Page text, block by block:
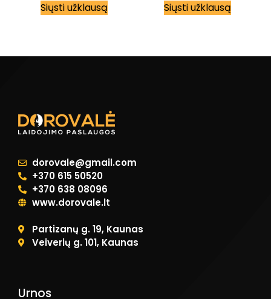
Siųsti užklausą
Siųsti užklausą
dorovale@gmail.com
+370 615 50520
+370 638 08096
www.dorovale.lt
Partizanų g. 19, Kaunas
Veiverių g. 101, Kaunas
Urnos